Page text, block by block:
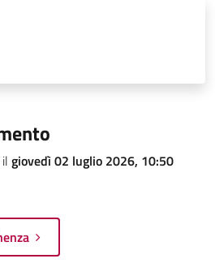
giovedì 02 luglio 2026, 10:50